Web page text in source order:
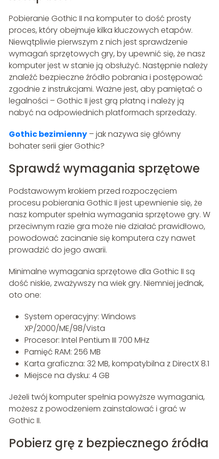
Pobieranie Gothic II na komputer to dość prosty
proces, który obejmuje kilka kluczowych etapów.
Niewątpliwie pierwszym z nich jest sprawdzenie
wymagań sprzętowych gry, by upewnić się, że nasz
komputer jest w stanie ją obsłużyć. Następnie należy
znaleźć bezpieczne źródło pobrania i postępować
zgodnie z instrukcjami. Ważne jest, aby pamiętać o
legalności – Gothic II jest grą płatną i należy ją
nabyć na odpowiednich platformach sprzedaży.
Gothic bezimienny– jak nazywa się główny
bohater serii gier Gothic?
Sprawdź wymagania sprzętowe
Podstawowym krokiem przed rozpoczęciem
procesu pobierania Gothic II jest upewnienie się, że
nasz komputer spełnia wymagania sprzętowe gry. W
przeciwnym razie gra może nie działać prawidłowo,
powodować zacinanie się komputera czy nawet
prowadzić do jego awarii.
Minimalne wymagania sprzętowe dla Gothic II są
dość niskie, zważywszy na wiek gry. Niemniej jednak,
oto one:
System operacyjny: Windows
XP/2000/ME/98/Vista
Procesor: Intel Pentium III 700 MHz
Pamięć RAM: 256 MB
Karta graficzna: 32 MB, kompatybilna z DirectX 8.1
Miejsce na dysku: 4 GB
Jeżeli twój komputer spełnia powyższe wymagania,
możesz z powodzeniem zainstalować i grać w
Gothic II.
Pobierz grę z bezpiecznego źródła